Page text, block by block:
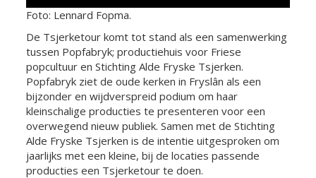
Foto: Lennard Fopma.
De Tsjerketour komt tot stand als een samenwerking
tussen Popfabryk; productiehuis voor Friese
popcultuur en Stichting Alde Fryske Tsjerken.
Popfabryk ziet de oude kerken in Fryslân als een
bijzonder en wijdverspreid podium om haar
kleinschalige producties te presenteren voor een
overwegend nieuw publiek. Samen met de Stichting
Alde Fryske Tsjerken is de intentie uitgesproken om
jaarlijks met een kleine, bij de locaties passende
producties een Tsjerketour te doen.